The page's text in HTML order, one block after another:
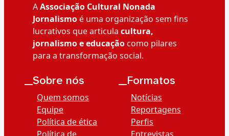
AAssociação Cultural Nonada
Jornalismoé uma organização sem fins
lucrativos que articula cultura,
jornalismo e educaçãocomo pilares
para a transformação social.
__Sobre nós
Quem somos
Equipe
Política de ética
Política de
__Formatos
Notícias
Reportagens
Perfis
Entrevistas